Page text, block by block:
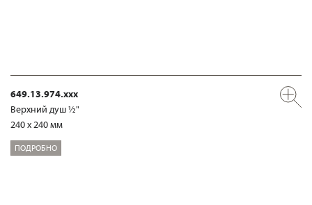
649.13.974.xxx
Верхний душ ½"
240 x 240 мм
ПОДРОБНО